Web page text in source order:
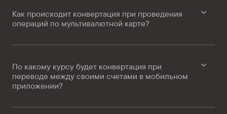
Как происходит конвертация при проведения
операций по мультивалютной карте?
По какому курсу будет конвертация при
переводе между своими счетами в мобильном
приложении?